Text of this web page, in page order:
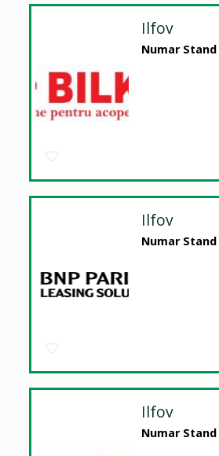
Ilfov
Numar Stand
Ilfov
Numar Stand
Ilfov
Numar Stand